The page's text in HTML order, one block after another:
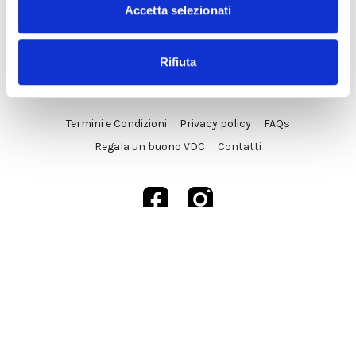
Accetta selezionati
Rifiuta
Termini e Condizioni Privacy policy
FAQs
Regala un buono VDC
Contatti